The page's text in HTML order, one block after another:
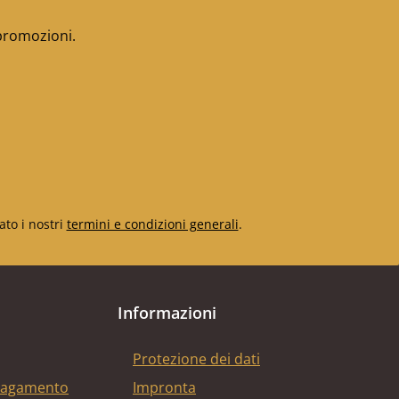
i nostri termini e condizioni generali.
Informazioni
Protezione dei dati
Impronta